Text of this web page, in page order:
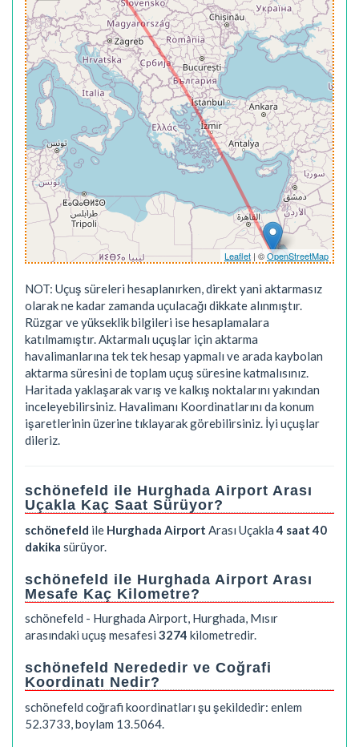
Leaflet | ©OpenStreetMap
NOT: Uçuş süreleri hesaplanırken, direkt yani aktarmasız
olarak ne kadar zamanda uçulacağı dikkate alınmıştır.
Rüzgar ve yükseklik bilgileri ise hesaplamalara
katılmamıştır. Aktarmalı uçuşlar için aktarma
havalimanlarına tek tek hesap yapmalı ve arada kaybolan
aktarma süresini de toplam uçuş süresine katmalısınız.
Haritada yaklaşarak varış ve kalkış noktalarını yakından
inceleyebilirsiniz. Havalimanı Koordinatlarını da konum
işaretlerinin üzerine tıklayarak görebilirsiniz. İyi uçuşlar
dileriz.
schönefeld ile Hurghada Airport Arası
Uçakla Kaç Saat Sürüyor?
schönefeld ile Hurghada Airport Arası Uçakla4 saat 40
dakika sürüyor.
schönefeld ile Hurghada Airport Arası
Mesafe Kaç Kilometre?
schönefeld - Hurghada Airport, Hurghada, Mısır
arasındaki uçuş mesafesi 3274 kilometredir.
schönefeld Nerededir ve Coğrafi
Koordinatı Nedir?
schönefeld coğrafi koordinatları şu şekildedir: enlem
52.3733, boylam 13.5064.